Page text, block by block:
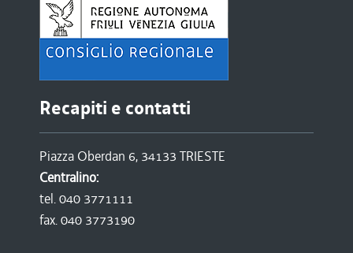
Recapiti e contatti
Piazza Oberdan 6, 34133 TRIESTE
Centralino:
tel. 040 3771111
fax. 040 3773190